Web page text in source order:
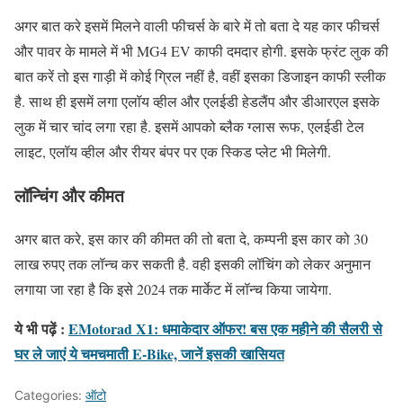
अगर बात करे इसमें मिलने वाली फीचर्स के बारे में तो बता दे यह कार फीचर्स
और पावर के मामले में भी MG4 EV काफी दमदार होगी. इसके फ्रंट लुक की
बात करें तो इस गाड़ी में कोई ग्रिल नहीं है, वहीं इसका डिजाइन काफी स्लीक
है. साथ ही इसमें लगा एलॉय व्हील और एलईडी हेडलैंप और डीआरएल इसके
लुक में चार चांद लगा रहा है. इसमें आपको ब्लैक ग्लास रूफ, एलईडी टेल
लाइट, एलॉय व्हील और रीयर बंपर पर एक स्किड प्लेट भी मिलेगी.
लॉन्चिंग और कीमत
अगर बात करे, इस कार की कीमत की तो बता दे, कम्पनी इस कार को 30
लाख रुपए तक लॉन्च कर सकती है. वही इसकी लॉचिंग को लेकर अनुमान
लगाया जा रहा है कि इसे 2024 तक मार्केट में लॉन्च किया जायेगा.
ये भी पढ़ें : EMotorad X1: धमाकेदार ऑफर! बस एक महीने की सैलरी से
घर ले जाएं ये चमचमाती E-Bike, जानें इसकी खासियत
Categories: ऑटो